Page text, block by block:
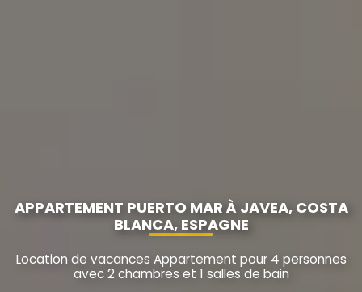
APPARTEMENT PUERTO MAR À JAVEA, COSTA
BLANCA, ESPAGNE
Location de vacances Appartement pour 4 personnes
avec 2 chambres et 1 salles de bain